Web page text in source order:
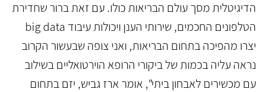
הדיגיטלית מסך עולם הבריאות כולו. עם זאת ברור שחדירת
הטלפונים החכמים, שירותי הענן ויכולות עיבוד big data
יצרו מהפיכה בתחום הבריאות, ואני צופה שבעשור הקרוב
נראה עליה בכמות של ביקורי הרופא הוירטואליים בשילוב
עם מכשירים לאבחון ביתי", אומר ארז גביש, יזם בתחום